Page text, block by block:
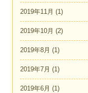
2019年11月 (1)
2019年10月 (2)
2019年8月 (1)
2019年7月 (1)
2019年6月 (1)